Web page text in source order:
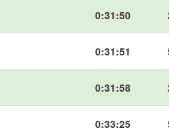
0:31:50
0:31:51
0:31:58
0:33:25